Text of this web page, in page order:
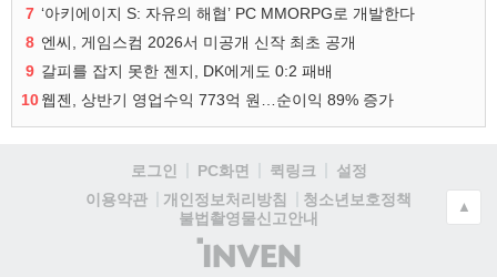
7 ‘아키에이지 S: 자유의 해협’ PC MMORPG로 개발한다
8 엔씨, 게임스컴 2026서 미공개 신작 최초 공개
9 갈피를 잡지 못한 젠지, DK에게도 0:2 패배
10웹젠, 상반기 영업수익 773억 원…순이익 89% 증가
로그인 PC화면 퀵링크
설정
이용약관
개인정보처리방침
청소년보호정책
불법촬영물신고안내
(주)
인
▲